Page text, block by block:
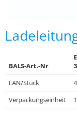
BALS-Art.-Nr
EAN/Stück
Verpackungseinheit